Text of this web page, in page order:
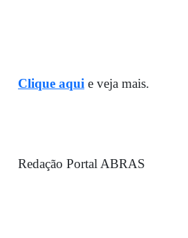
Clique aqui e veja mais.
Redação Portal ABRAS